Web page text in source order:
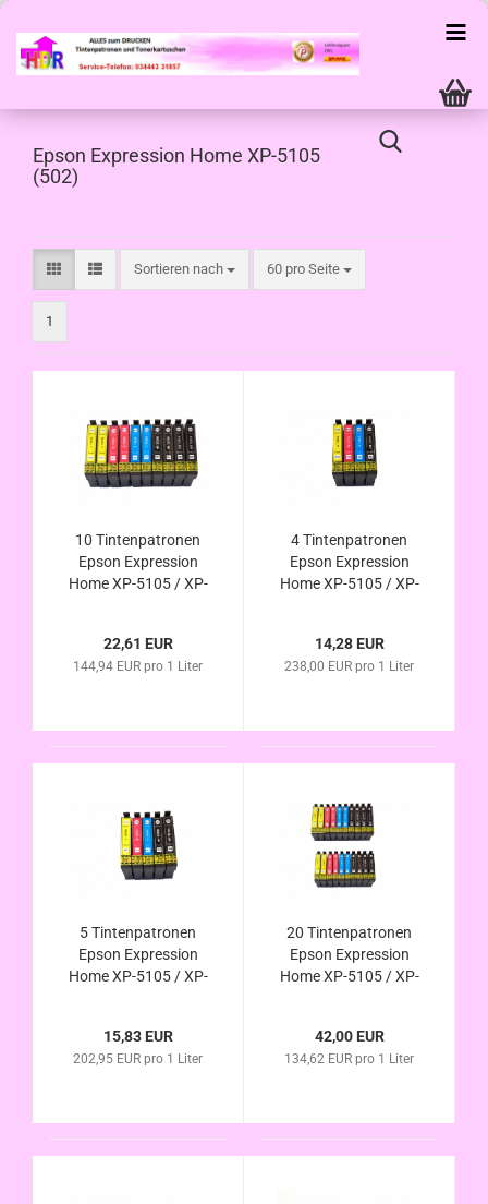
Epson Expression Home XP-5105
(502)
Sortieren nach
Sortieren nach 60 pro Seite
pro Seite
1
10 Tintenpatronen
Epson Expression
Home XP-5105 / XP-
22,61 EUR
144,94 EUR pro 1 Liter
4 Tintenpatronen
Epson Expression
Home XP-5105 / XP-
14,28 EUR
238,00 EUR pro 1 Liter
5 Tintenpatronen
Epson Expression
Home XP-5105 / XP-
15,83 EUR
202,95 EUR pro 1 Liter
20 Tintenpatronen
Epson Expression
Home XP-5105 / XP-
42,00 EUR
134,62 EUR pro 1 Liter